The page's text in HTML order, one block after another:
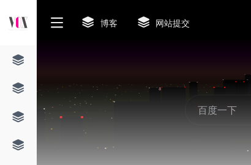
博客 网站提交